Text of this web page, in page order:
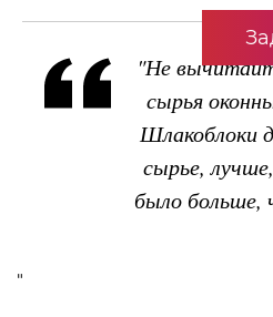
"Не
сырья
Шлакоблоки
сырье,
было больше,
"